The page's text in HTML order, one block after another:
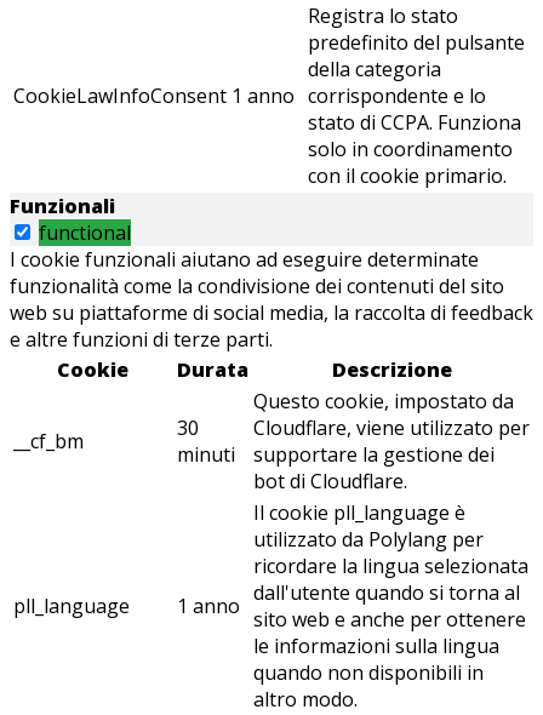
CookieLawInfoConsent 1 anno
Registra lo stato
predefinito del pulsante
della categoria
corrispondente e lo
stato di CCPA. Funziona
solo in coordinamento
con il cookie primario.
Funzionali
functional
I cookie funzionali aiutano ad eseguire determinate
funzionalità come la condivisione dei contenuti del sito
web su piattaforme di social media, la raccolta di feedback
e altre funzioni di terze parti.
Cookie
Durata Descrizione
__cf_bm
30
minuti
Questo cookie, impostato da
Cloudflare, viene utilizzato per
supportare la gestione dei
bot di Cloudflare.
pll_language 1 anno
Il cookie pll_language è
utilizzato da Polylang per
ricordare la lingua selezionata
dall'utente quando si torna al
sito web e anche per ottenere
le informazioni sulla lingua
quando non disponibili in
altro modo.